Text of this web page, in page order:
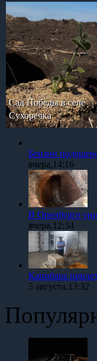
Сад Победы в селе
Сухоречка
Бензин
вчера,14:16
В Оренбурге
вчера,12:34
Капибара
5 августа,13:32